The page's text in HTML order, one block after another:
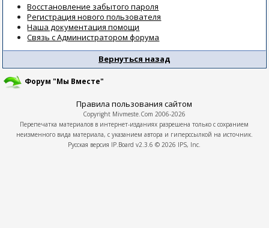
Восстановление забытого пароля
Регистрация нового пользователя
Наша документация помощи
Связь с Администратором форума
Вернуться назад
Форум "Мы Вместе"
Правила пользования сайтом
Copyright Mivmeste.Com 2006-2026
Перепечатка материалов в интернет-изданиях разрешена только с сохранием
неизменного вида материала, с указанием автора и гиперссылкой на источник.
Русская версия IP.Board v2.3.6 © 2026 IPS, Inc.